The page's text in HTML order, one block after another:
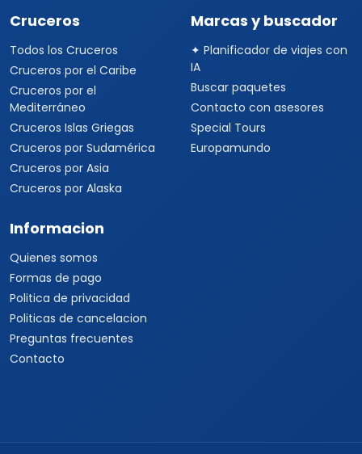
Cruceros
Todos los Cruceros
Cruceros por el Caribe
Cruceros por el
Mediterráneo
Cruceros Islas Griegas
Cruceros por Sudamérica
Cruceros por Asia
Cruceros por Alaska
Marcas y buscador
✦ Planificador de viajes con
IA
Buscar paquetes
Contacto con asesores
Special Tours
Europamundo
Informacion
Quienes somos
Formas de pago
Politica de privacidad
Politicas de cancelacion
Preguntas frecuentes
Contacto